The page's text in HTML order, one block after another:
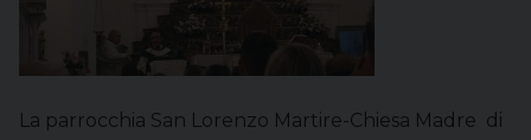
La parrocchia San Lorenzo Martire-Chiesa Madre di